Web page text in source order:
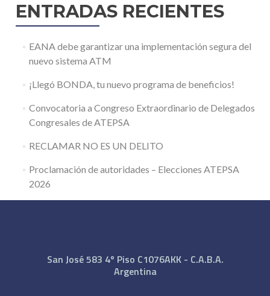
ENTRADAS RECIENTES
EANA debe garantizar una implementación segura del
nuevo sistema ATM
¡Llegó BONDA, tu nuevo programa de beneficios!
Convocatoria a Congreso Extraordinario de Delegados
Congresales de ATEPSA
RECLAMAR NO ES UN DELITO
Proclamación de autoridades – Elecciones ATEPSA
2026
San José 583 4º Piso C1076AKK - C.A.B.A.
Argentina